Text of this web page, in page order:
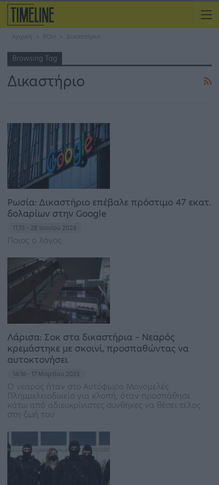
Αρχική ΡΟΗ Δικαστήριο
Browsing Tag
Δικαστήριο
Ρωσία: Δικαστήριο επέβαλε πρόστιμο 47 εκατ.
δολαρίων στην Google
11:13 - 28 Ιουνίου 2023
Ποιος ο λόγος
Λάρισα: Σοκ στα δικαστήρια – Νεαρός
κρεμάστηκε με σκοινί, προσπαθώντας να
αυτοκτονήσει
16:16 - 17 Μαρτίου 2023
Ο νεαρός ήταν στο Αυτόφωρο Μονομελές
Πλημμελειοδικείο για κλοπή, όταν προσπάθησε
κάτω από αδιευκρίνιστες συνθήκες να θέσει τέλος
στη ζωή του